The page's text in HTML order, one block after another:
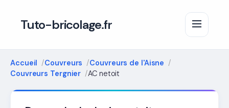
Tuto-bricolage.fr
Accueil Couvreurs
Couvreurs de l'Aisne
Couvreurs Tergnier
AC netoit